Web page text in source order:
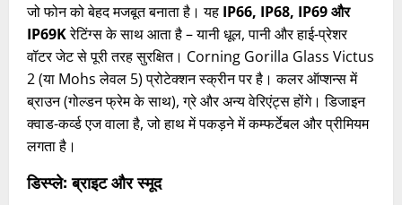
जो फोन को बेहद मजबूत बनाता है। यह IP66, IP68, IP69 और
IP69Kरेटिंग्स के साथ आता है – यानी धूल, पानी और हाई-प्रेशर
वॉटर जेट से पूरी तरह सुरक्षित। Corning Gorilla Glass Victus
2 (या Mohs लेवल 5) प्रोटेक्शन स्क्रीन पर है। कलर ऑप्शन्स में
ब्राउन (गोल्डन फ्रेम के साथ), ग्रे और अन्य वेरिएंट्स होंगे। डिजाइन
क्वाड-कर्व्ड एज वाला है, जो हाथ में पकड़ने में कम्फर्टेबल और प्रीमियम
लगता है।
डिस्प्ले: ब्राइट और स्मूद